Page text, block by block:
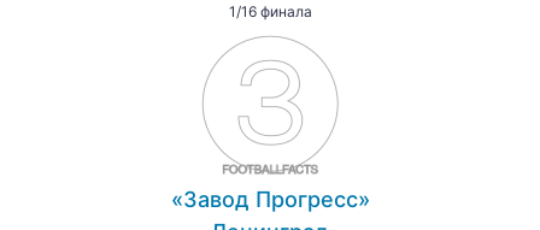
1/16 финала
«Завод Прогресс»